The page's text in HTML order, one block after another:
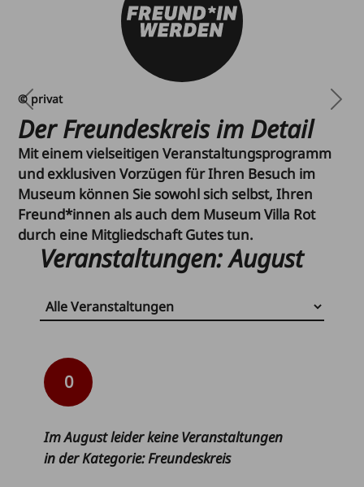
© privat
Previous Next
Der Freundeskreis im Detail
Mit einem vielseitigen Veranstaltungsprogramm
und exklusiven Vorzügen für Ihren Besuch im
Museum können Sie sowohl sich selbst, Ihren
Freund*innen als auch dem Museum Villa Rot
durch eine Mitgliedschaft Gutes tun.
Veranstaltungen:August
0
ImAugustleider keine Veranstaltungen
in der Kategorie:Freundeskreis